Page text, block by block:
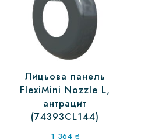
Лицьова панель
FlexiMini Nozzle L,
антрацит
(74393CL144)
1 364 ₴